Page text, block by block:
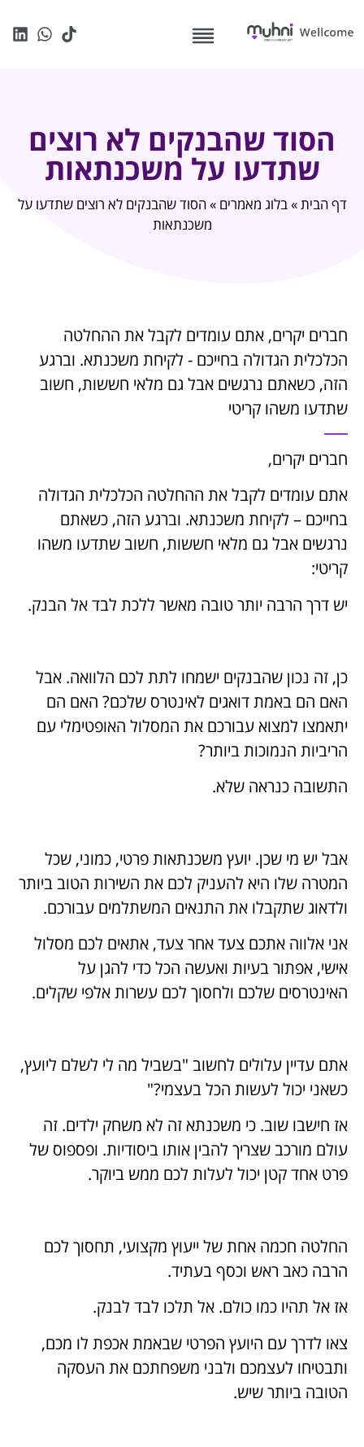
הסוד שהבנקים לא רוצים
שתדעו על משכנתאות
דף הבית » בלוג מאמרים »הסוד שהבנקים לא רוצים שתדעו על
משכנתאות
חברים יקרים, אתם עומדים לקבל את ההחלטה
הכלכלית הגדולה בחייכם - לקיחת משכנתא. וברגע
הזה, כשאתם נרגשים אבל גם מלאי חששות, חשוב
שתדעו משהו קריטי
חברים יקרים,
אתם עומדים לקבל את ההחלטה הכלכלית הגדולה
בחייכם – לקיחת משכנתא. וברגע הזה, כשאתם
נרגשים אבל גם מלאי חששות, חשוב שתדעו משהו
קריטי:
יש דרך הרבה יותר טובה מאשר ללכת לבד אל הבנק.
כן, זה נכון שהבנקים ישמחו לתת לכם הלוואה. אבל
האם הם באמת דואגים לאינטרס שלכם? האם הם
יתאמצו למצוא עבורכם את המסלול האופטימלי עם
הריביות הנמוכות ביותר?
התשובה כנראה שלא.
אבל יש מי שכן. יועץ משכנתאות פרטי, כמוני, שכל
המטרה שלו היא להעניק לכם את השירות הטוב ביותר
ולדאוג שתקבלו את התנאים המשתלמים עבורכם.
אני אלווה אתכם צעד אחר צעד, אתאים לכם מסלול
אישי, אפתור בעיות ואעשה הכל כדי להגן על
האינטרסים שלכם ולחסוך לכם עשרות אלפי שקלים.
אתם עדיין עלולים לחשוב "בשביל מה לי לשלם ליועץ,
כשאני יכול לעשות הכל בעצמי?"
אז חישבו שוב. כי משכנתא זה לא משחק ילדים. זה
עולם מורכב שצריך להבין אותו ביסודיות. ופספוס של
פרט אחד קטן יכול לעלות לכם ממש ביוקר.
החלטה חכמה אחת של ייעוץ מקצועי, תחסוך לכם
הרבה כאב ראש וכסף בעתיד.
אז אל תהיו כמו כולם. אל תלכו לבד לבנק.
צאו לדרך עם היועץ הפרטי שבאמת אכפת לו מכם,
ותבטיחו לעצמכם ולבני משפחתכם את העסקה
הטובה ביותר שיש.